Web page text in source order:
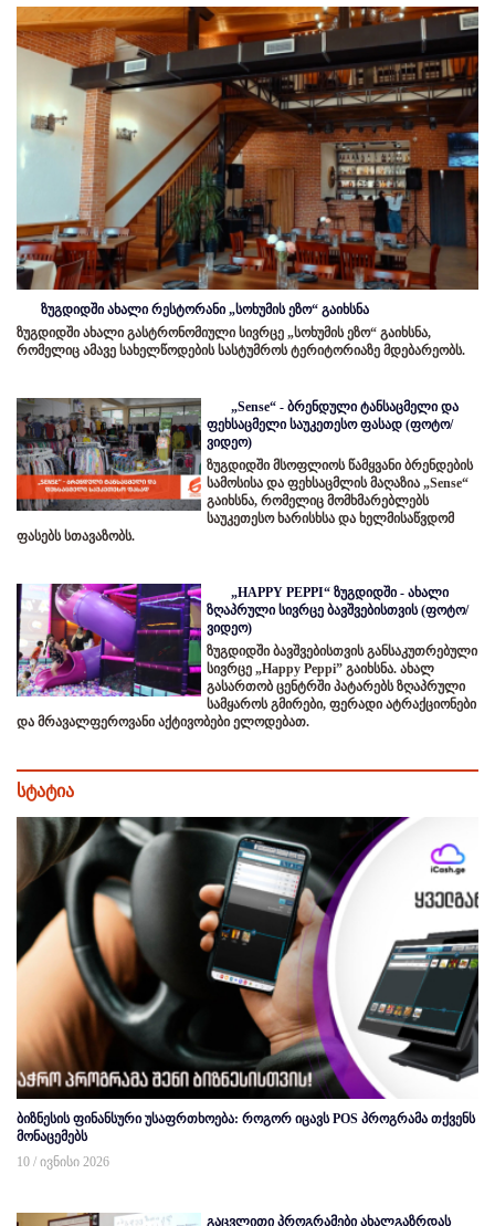
ზუგდიდში ახალი რესტორანი „სოხუმის ეზო“ გაიხსნა
ზუგდიდში ახალი გასტრონომიული სივრცე „სოხუმის ეზო“ გაიხსნა,
რომელიც ამავე სახელწოდების სასტუმროს ტერიტორიაზე მდებარეობს.
„Sense“ - ბრენდული ტანსაცმელი და
ფეხსაცმელი საუკეთესო ფასად (ფოტო/
ვიდეო)
ზუგდიდში მსოფლიოს წამყვანი ბრენდების
სამოსისა და ფეხსაცმლის მაღაზია „Sense“
გაიხსნა, რომელიც მომხმარებლებს
საუკეთესო ხარისხსა და ხელმისაწვდომ
ფასებს სთავაზობს.
„HAPPY PEPPI“ ზუგდიდში - ახალი
ზღაპრული სივრცე ბავშვებისთვის (ფოტო/
ვიდეო)
ზუგდიდში ბავშვებისთვის განსაკუთრებული
სივრცე „Happy Peppi” გაიხსნა. ახალ
გასართობ ცენტრში პატარებს ზღაპრული
სამყაროს გმირები, ფერადი ატრაქციონები
და მრავალფეროვანი აქტივობები ელოდებათ.
სტატია
ბიზნესის ფინანსური უსაფრთხოება: როგორ იცავს POS პროგრამა თქვენს
მონაცემებს
10 / ივნისი 2026
გაცვლითი პროგრამები ახალგაზრდას